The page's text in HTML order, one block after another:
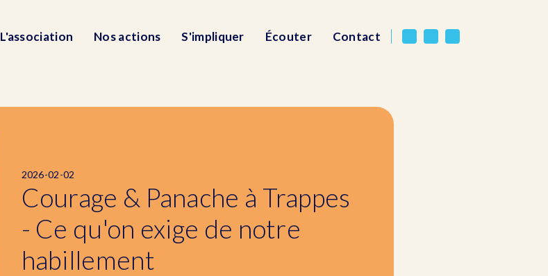
L'association Nos actions S'impliquer Écouter Contact
2026-02-02
Courage & Panache à Trappes
- Ce qu'on exige de notre
habillement